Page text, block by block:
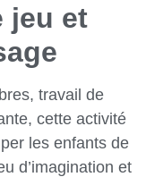
jeu et
travail de
cette activité
les enfants de
d’imagination et